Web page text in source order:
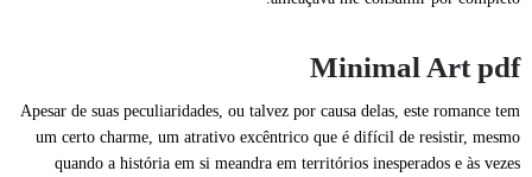
Minimal Art pdf
Apesar de suas peculiaridades, ou talvez por causa delas, este romance tem
um certo charme, um atrativo excêntrico que é difícil de resistir, mesmo
quando a história em si meandra em territórios inesperados e às vezes